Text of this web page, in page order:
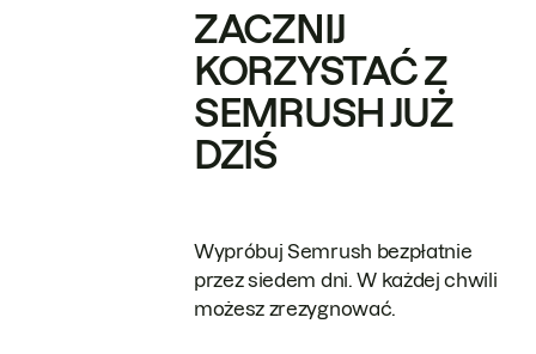
ZACZNIJ
KORZYSTAĆ Z
SEMRUSH JUŻ
DZIŚ
Wypróbuj Semrush bezpłatnie
przez siedem dni. W każdej chwili
możesz zrezygnować.